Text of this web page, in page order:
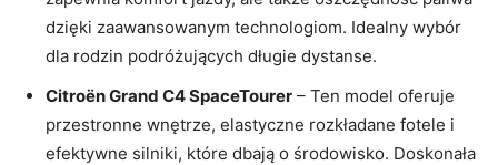
dzięki zaawansowanym technologiom. Idealny wybór
dla rodzin podróżujących długie dystanse.
Citroën Grand C4 SpaceTourer – ⁤Ten model oferuje
przestronne wnętrze, elastyczne rozkładane fotele i
efektywne silniki, które dbają o środowisko. Doskonała